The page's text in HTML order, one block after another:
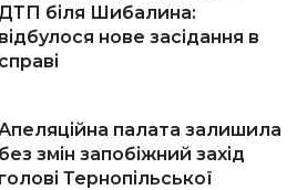
ДТП біля Шибалина:
відбулося нове засідання в
справі
палата залишила
без змін запобіжний захід
голові Тернопільської